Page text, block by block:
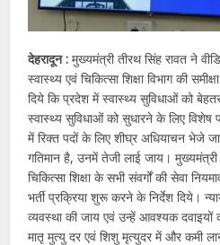
देहरादून : मुख्यमंत्री तीरथ सिंह रावत ने
स्वास्थ्य एवं चिकित्सा शिक्षा विभाग की
दिये कि प्रदेश में स्वास्थ्य सुविधाओं को
स्वास्थ्य सुविधाओं को सुधारने के लिए विशेष
में रिक्त पदों के लिए शीघ्र अधियाचन भेजे
गतिमान है, उनमें तेजी लाई जाय।
चिकित्सा शिक्षा के सभी संवर्गों की सेवा
भर्ती प्रक्रिया शुरू करने के निर्देश दिये।
व्यवस्था की जाय एवं उन्हें आवश्यक दवाइयों
मातृ मुत्यु दर एवं शिशु मृत्युदर में और कमी